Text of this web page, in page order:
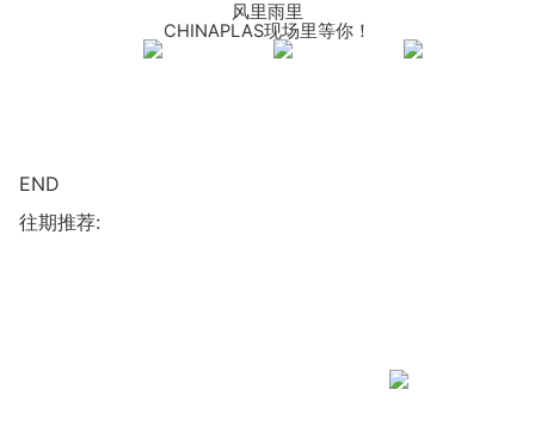
风里雨里
CHINAPLAS现场里等你！
END
往期推荐: